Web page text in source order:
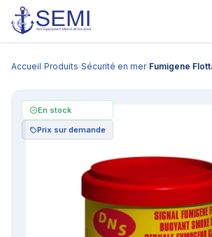
Accueil›Produits›Sécurité en mer›Fumigene
En stock
Prix sur demande